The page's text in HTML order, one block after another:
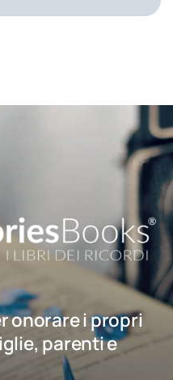
onorare i propri
parenti e